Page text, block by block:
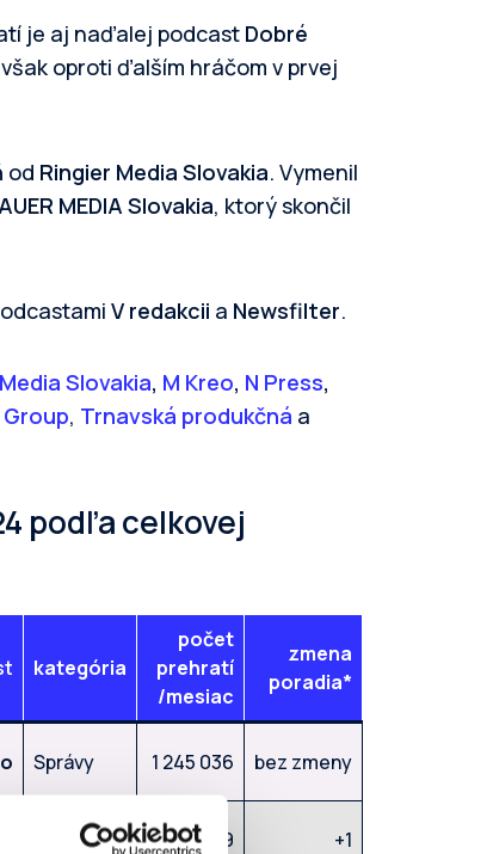
je aj naďalej podcast Dobré
oproti ďalším hráčom v prvej
od Ringier Media Slovakia. Vymenil
MEDIA Slovakia, ktorý skončil
V redakcii a Newsfilter.
Slovakia, M Kreo, N Press,
, Trnavská produkčná a
podľa celkovej
kategória
počet
prehratí
/mesiac
zmena
poradia*
Správy 1 245 036 bez zmeny
Správy 824 829 +1